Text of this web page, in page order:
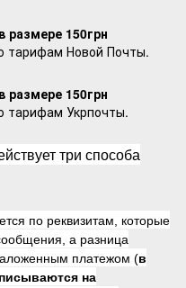
размере 150грн
тарифам Новой Почты.
размере 150грн
тарифам Укрпочты.
три способа
по реквизитам, которые
а разница
платежом (в
на